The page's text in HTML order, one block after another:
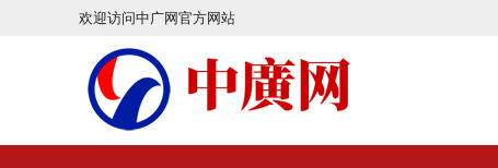
欢迎访问中广网官方网站